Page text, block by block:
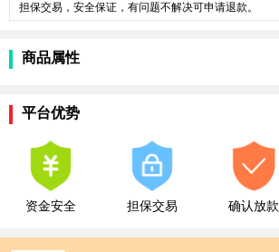
担保交易，安全保证，有问题不解决可申请退款。
商品属性
平台优势
资金安全 担保交易 确认放款